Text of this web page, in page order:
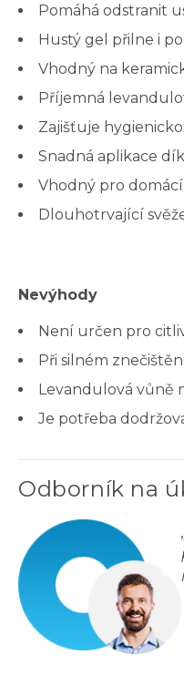
Pomáhá odstranit
Hustý gel přilne i
Vhodný na
Příjemná
Zajišťuje
Snadná aplikace
Vhodný pro
Dlouhotrvající
Nevýhody
Není určen pro
Při silném
Levandulová vůně
Je potřeba
Odborník na